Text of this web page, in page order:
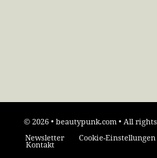
© 2026 • beautypunk.com • All
Newsletter
Cookie-Einstellungen
Kontakt